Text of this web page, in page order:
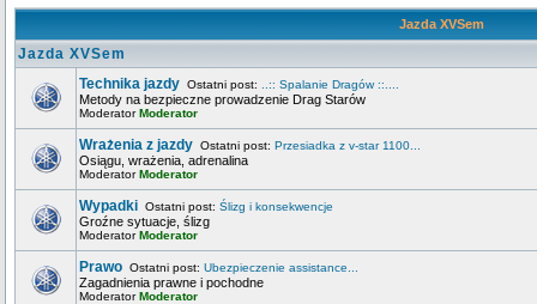
Jazda XVSem
Jazda XVSem
Technika jazdy Ostatni post: ..:: Spalanie Dragów ::....
Metody na bezpieczne prowadzenie Drag Starów
ModeratorModerator
Wrażenia z jazdy Ostatni post: Przesiadka z v-star 1100...
Osiągu, wrażenia, adrenalina
ModeratorModerator
Wypadki Ostatni post: Ślizg i konsekwencje
Groźne sytuacje, ślizg
ModeratorModerator
Prawo Ostatni post: Ubezpieczenie assistance...
Zagadnienia prawne i pochodne
ModeratorModerator